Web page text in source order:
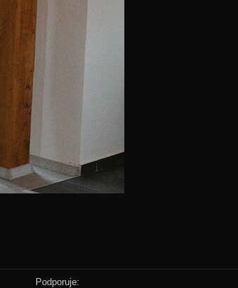
Podporuje: